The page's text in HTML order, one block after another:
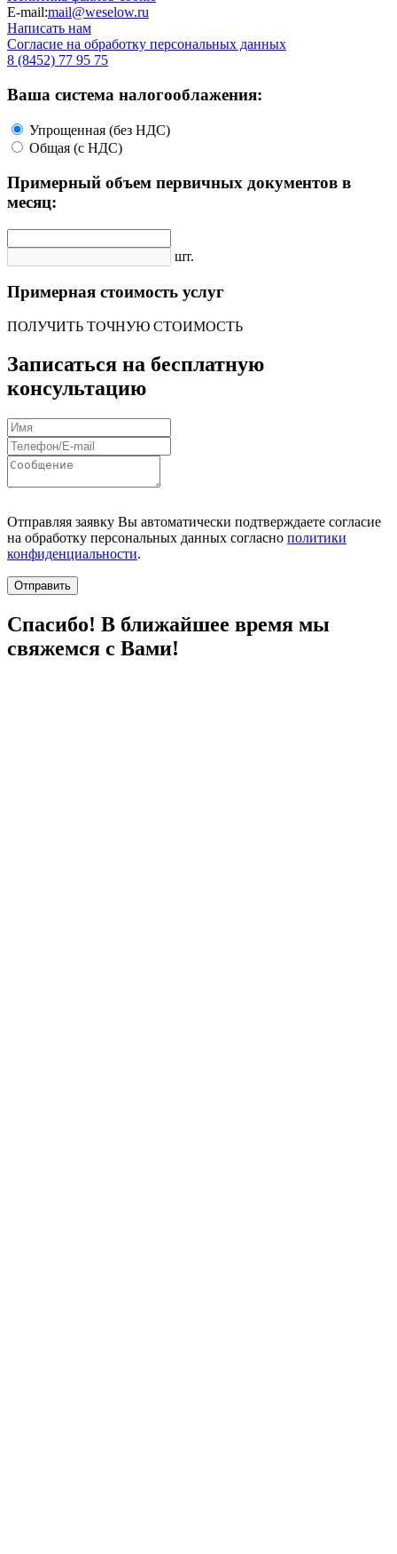
E-mail:mail@weselow.ru
Написать нам
Согласие на обработку персональных данных
8 (8452) 77 95 75
Ваша система налогооблажения:
Упрощенная (без НДС)
Общая (с НДС)
Примерный объем первичных документов в
месяц:
шт.
Примерная стоимость услуг
ПОЛУЧИТЬ ТОЧНУЮ СТОИМОСТЬ
Записаться на бесплатную
консультацию
Отправляя заявку Вы автоматически подтверждаете согласие
на обработку персональных данных согласно политики
конфиденциальности.
Отправить
Спасибо! В ближайшее время мы
свяжемся с Вами!